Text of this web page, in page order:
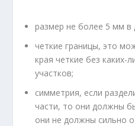
размер не более 5 мм в
четкие границы, это
края четкие без каких-
участков;
симметрия, если
части, то они должны
они не должны сильно